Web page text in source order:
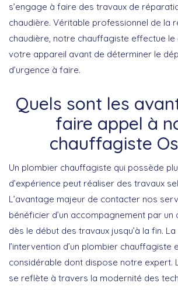
s’engage à faire des travaux de
chaudière. Véritable professionnel de la
chaudière, notre chauffagiste effectue
votre appareil avant de déterminer le
d’urgence à faire.
Quels sont les
faire appel à
chauffagiste
Un plombier chauffagiste qui possède
d’expérience peut réaliser des travaux
L’avantage majeur de contacter nos
bénéficier d’un accompagnement par un
dès le début des travaux jusqu’à la fin.
l’intervention d’un plombier chauffagiste
considérable dont dispose notre expert.
se reflète à travers la modernité des